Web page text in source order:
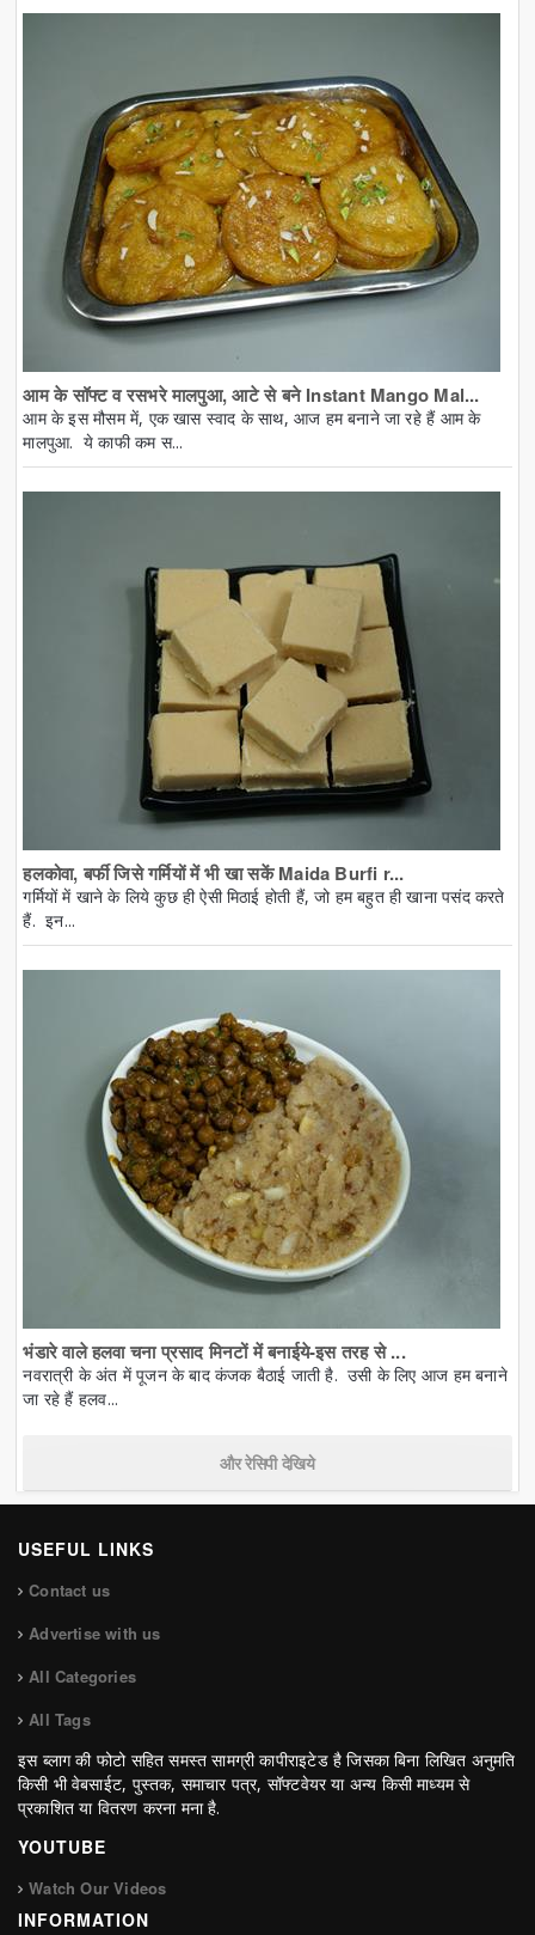
आम के सॉफ्ट व रसभरे मालपुआ, आटे से बने Instant Mango Mal...
आम के इस मौसम में, एक खास स्वाद के साथ, आज हम बनाने जा रहे हैं आम के
मालपुआ. ये काफी कम स...
हलकोवा, बर्फी जिसे गर्मियों में भी खा सकें Maida Burfi r...
गर्मियों में खाने के लिये कुछ ही ऐसी मिठाई होती हैं, जो हम बहुत ही खाना पसंद करते
हैं. इन...
भंडारे वाले हलवा चना प्रसाद मिनटों में बनाईये-इस तरह से ...
नवरात्री के अंत में पूजन के बाद कंजक बैठाई जाती है. उसी के लिए आज हम बनाने
जा रहे हैं हलव...
और रेसिपी देखिये
USEFUL LINKS
Contact us
Advertise with us
All Categories
All Tags
इस ब्लाग की फोटो सहित समस्त सामग्री कापीराइटेड है जिसका बिना लिखित अनुमति
किसी भी वेबसाईट, पुस्तक, समाचार पत्र, सॉफ्टवेयर या अन्य किसी माध्यम से
प्रकाशित या वितरण करना मना है.
YOUTUBE
Watch Our Videos
INFORMATION